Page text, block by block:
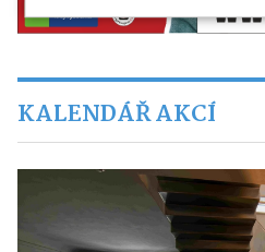
KALENDÁŘ AKCÍ